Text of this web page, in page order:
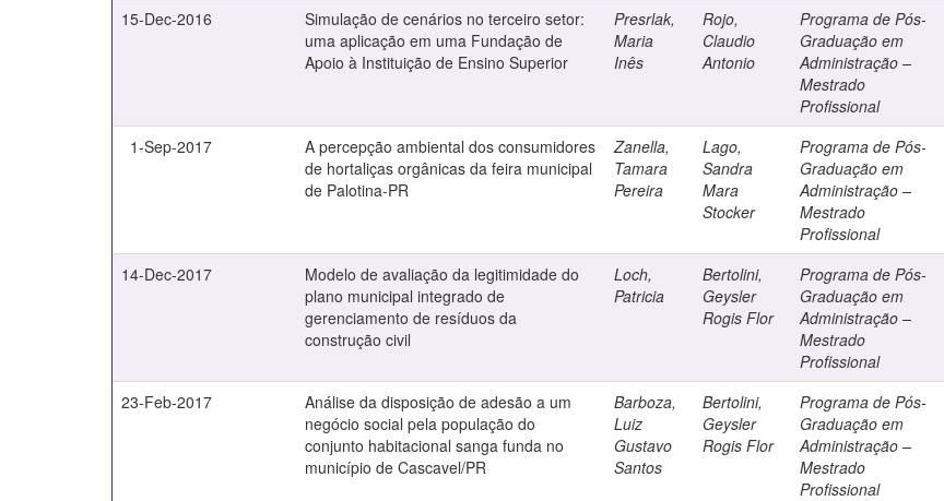
15-Dec-2016
Simulação de cenários no terceiro setor:
uma aplicação em uma Fundação de
Apoio à Instituição de Ensino Superior
Presrlak,
Maria
Inês
Rojo,
Claudio
Antonio
Programa de Pós-
Graduação em
Administração –
Mestrado
Profissional
1-Sep-2017
A percepção ambiental dos consumidores
de hortaliças orgânicas da feira municipal
de Palotina-PR
Zanella,
Tamara
Pereira
Lago,
Sandra
Mara
Stocker
Programa de Pós-
Graduação em
Administração –
Mestrado
Profissional
14-Dec-2017
Modelo de avaliação da legitimidade do
plano municipal integrado de
gerenciamento de resíduos da
construção civil
Loch,
Patricia
Bertolini,
Geysler
Rogis Flor
Programa de Pós-
Graduação em
Administração –
Mestrado
Profissional
23-Feb-2017
Análise da disposição de adesão a um
negócio social pela população do
conjunto habitacional sanga funda no
município de Cascavel/PR
Barboza,
Luiz
Gustavo
Santos
Bertolini,
Geysler
Rogis Flor
Programa de Pós-
Graduação em
Administração –
Mestrado
Profissional